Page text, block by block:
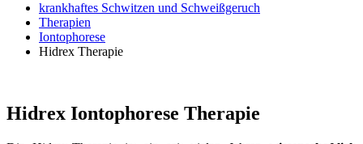
krankhaftes Schwitzen und Schweißgeruch
Therapien
Iontophorese
Hidrex Therapie
Hidrex Iontophorese Therapie